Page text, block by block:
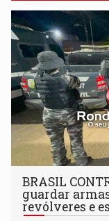
BRASIL
guardar
revólveres e